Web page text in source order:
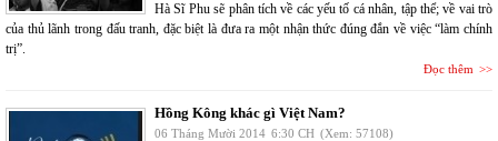
Hà Sĩ Phu sẽ phân tích về các yếu tố cá nhân, tập thể; về vai trò
của thủ lãnh trong đấu tranh, đặc biệt là đưa ra một nhận thức đúng đắn về việc “làm chính
trị”.
Đọc thêm
Hồng Kông khác gì Việt Nam?
06 Tháng Mười 2014 6:30 CH (Xem: 57108)